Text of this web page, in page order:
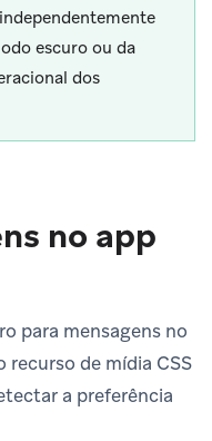
escuro ou da
dos
no app
para mensagens no
recurso de mídia CSS
tab)a preferência